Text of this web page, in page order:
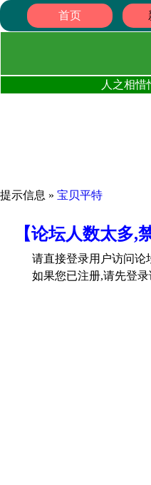
首页
人之相
提示信息 » 宝贝平特
【论坛人数太多
请直接登录用户访问论
如果您已注册,请先登